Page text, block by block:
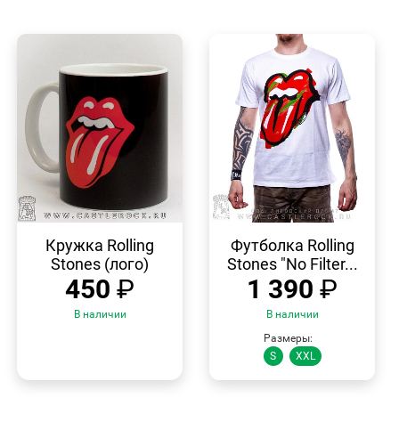
ПРОСМОТР
Кружка Rolling
Stones (лого)
450 ₽
В наличии
ПРОСМОТР
Футболка Rolling
Stones "No Filter...
1 390 ₽
В наличии
Размеры:
S
XXL